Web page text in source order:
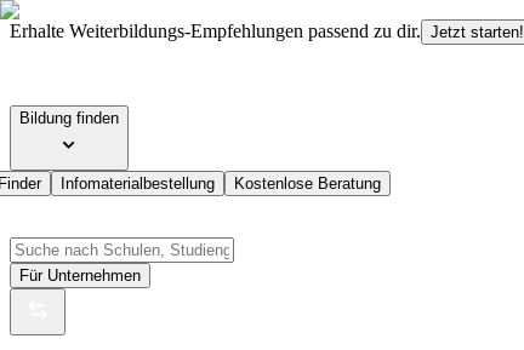
Erhalte Weiterbildungs-Empfehlungen passend zu dir. Jetzt starten!
Bildung finden
Infomaterialbestellung Kostenlose Beratung
Für Unternehmen